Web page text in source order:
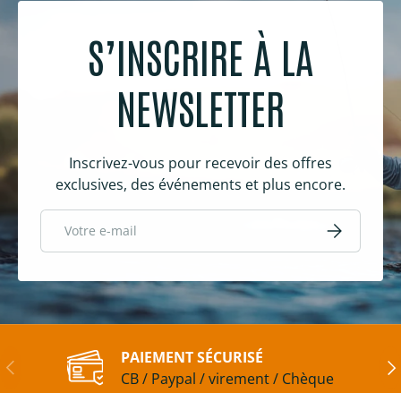
S’INSCRIRE À LA
NEWSLETTER
Inscrivez-vous pour recevoir des offres
exclusives, des événements et plus encore.
E-mail S’inscrire
Précédent
PAIEMENT SÉCURISÉ
CB / Paypal / virement / Chèque